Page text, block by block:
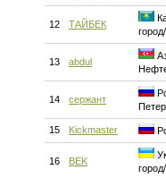
12 ТАЙБЕК
13 abdul
14 сержант
15 Kickmaster
16 BEK